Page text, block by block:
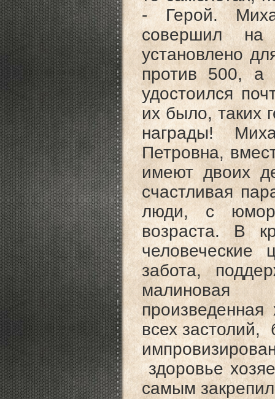
- Герой.
совершил
установлено
против 500, а
удостоился
их было, таких
награды!
Петровна,
имеют двоих
счастливая
люди, с
возраста. В
забота,
малиновая
всех
здоровье
самым